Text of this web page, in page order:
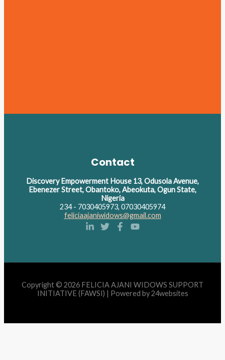
Contact
Discovery Empowerment House 13, Odusola Avenue,
Ebenezer Street, Obantoko, Abeokuta, Ogun State,
Nigeria
234 - 7030405973, 07030405974
feliciaajaniwidows@gmail.com
Copyright © 2026 FELICIA AJANI WIDOWS SUPPORT
INITIATIVE (FAWSI) | Powered by 24websites